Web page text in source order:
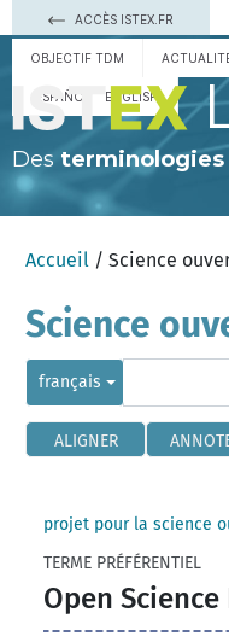
ACCÈS ISTEX.FR
OBJECTIF TDM
ESPAÑOL ENGLISH
Des terminologies
Accueil / Science
Science
français
ALIGNER
projet pour la science
TERME PRÉFÉRENTIEL
Open